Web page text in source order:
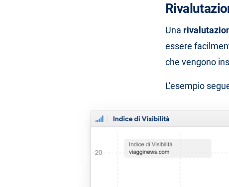
Una
essere
che vengono
L’esempio